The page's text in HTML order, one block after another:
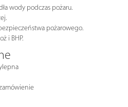
wody podczas pożaru.
pożarowego.
i BHP.